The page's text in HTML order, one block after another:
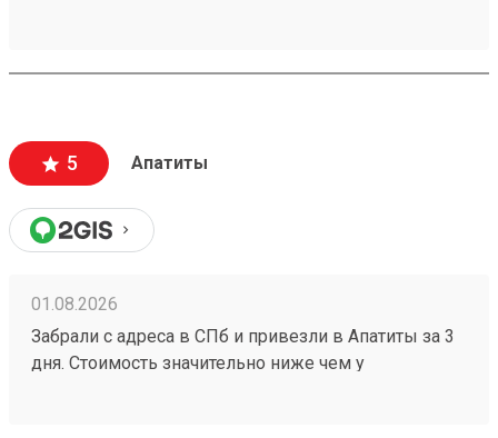
подскажут как лучше упаковать. Заказы
5 Апатиты
01.08.2026
Забрали с адреса в СПб и привезли в Апатиты за 3
дня. Стоимость значительно ниже чем у